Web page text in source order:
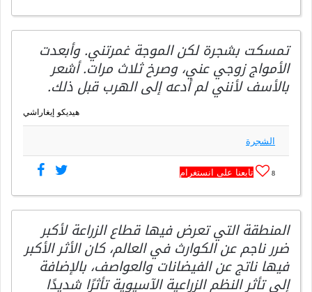
تمسكت بشجرة لكن الموجة غمرتني. وأبعدت
الأمواج زوجي عني، وصرخ ثلاث مرات. أشعر
بالأسف لأنني لم أدعه إلى الهرب قبل ذلك.
هيديكو إيغاراشي
الشجرة
8 تابعنا على انستغرام
المنطقة التي تعرض فيها قطاع الزراعة لأكبر
ضرر ناجم عن الكوارث في العالم، كان الأثر الأكبر
فيها ناتج عن الفيضانات والعواصف، بالإضافة
إلى تأثر النظم الزراعية الآسيوية تأثرًا شديدًا